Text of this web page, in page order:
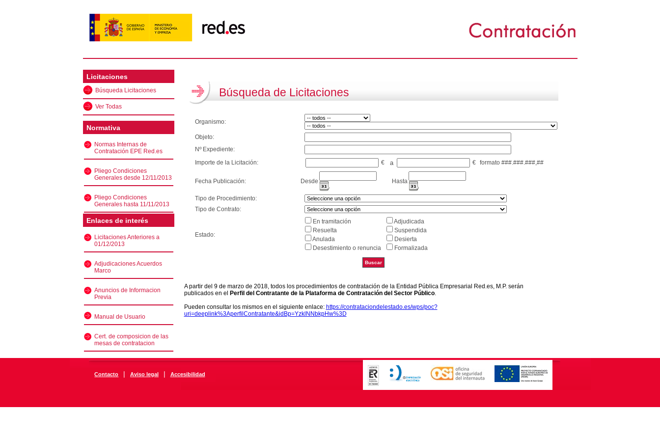
Licitaciones
Búsqueda Licitaciones
Ver Todas
Normativa
Normas Internas de
Contratación EPE Red.es
Pliego Condiciones
Generales desde 12/11/2013
Pliego Condiciones
Generales hasta 11/11/2013
Enlaces de interés
Licitaciones Anteriores a
01/12/2013
Adjudicaciones Acuerdos
Marco
Anuncios de Informacion
Previa
Manual de Usuario
Cert. de composicion de las
mesas de contratacion
Búsqueda de Licitaciones
Organismo:
Objeto:
Nº Expediente:
Importe de la Licitación:
€ a € formato ###.###.###,##
Fecha Publicación: Desde Hasta
Tipo de Procedimiento:
Tipo de Contrato:
Estado:
En tramitación
Adjudicada
Resuelta
Suspendida
Anulada
Desierta
Desestimiento o renuncia
Formalizada
A partir del 9 de marzo de 2018, todos los procedimientos de contratación de la Entidad Pública Empresarial Red.es, M.P. serán
publicados en el
Perfil del Contratante de la Plataforma de Contratación del Sector Público.
Pueden consultar los mismos en el siguiente enlace: https://contrataciondelestado.es/wps/poc?
uri=deeplink%3AperfilContratante&idBp=YzklNNbkpHw%3D
Contacto | Aviso legal | Accesibilidad